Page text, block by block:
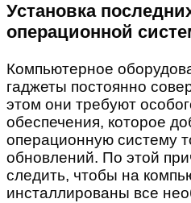
Установка
операционной
Компьютерное
гаджеты постоянно
этом они требуют
обеспечения, которое
операционную систему
обновлений. По этой
следить, чтобы на
инсталлированы все